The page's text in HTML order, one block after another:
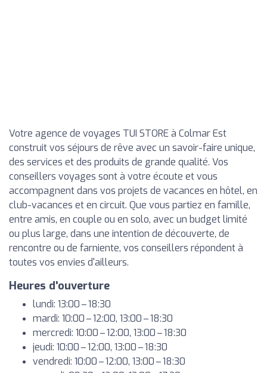
Votre agence de voyages TUI STORE à Colmar Est
construit vos séjours de rêve avec un savoir-faire unique,
des services et des produits de grande qualité. Vos
conseillers voyages sont à votre écoute et vous
accompagnent dans vos projets de vacances en hôtel, en
club-vacances et en circuit. Que vous partiez en famille,
entre amis, en couple ou en solo, avec un budget limité
ou plus large, dans une intention de découverte, de
rencontre ou de farniente, vos conseillers répondent à
toutes vos envies d'ailleurs.
Heures d'ouverture
lundi: 13:00 – 18:30
mardi: 10:00 – 12:00, 13:00 – 18:30
mercredi: 10:00 – 12:00, 13:00 – 18:30
jeudi: 10:00 – 12:00, 13:00 – 18:30
vendredi: 10:00 – 12:00, 13:00 – 18:30